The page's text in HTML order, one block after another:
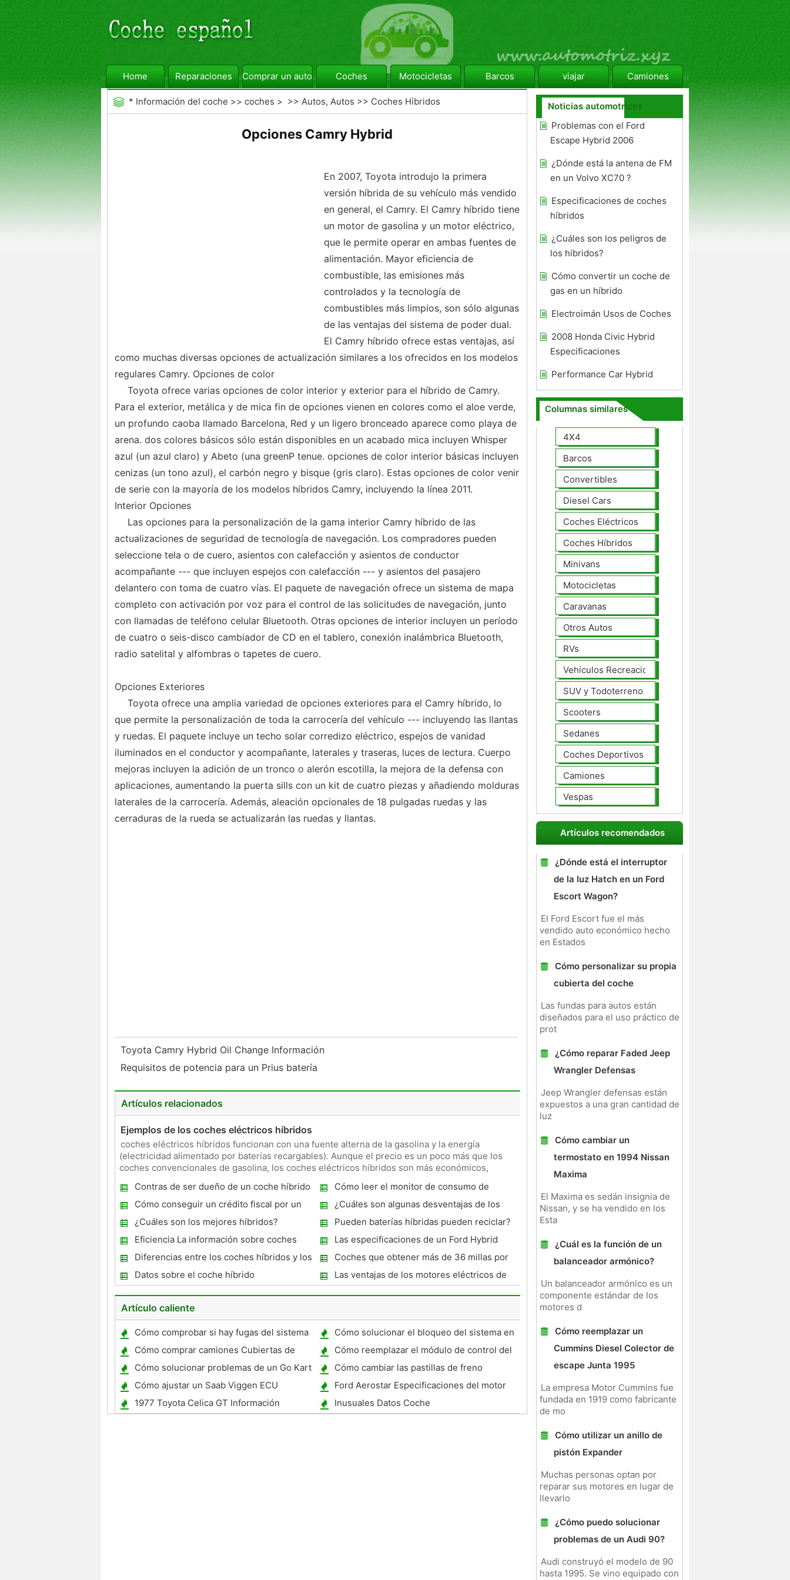
Home Reparaciones Comprar un automóvil Coches Motocicletas Barcos viajar Camiones
* Información del coche >> coches > >> Autos, Autos >> Coches Híbridos
Opciones Camry Hybrid
En 2007, Toyota introdujo la primera
versión híbrida de su vehículo más vendido
en general, el Camry. El Camry híbrido tiene
un motor de gasolina y un motor eléctrico,
que le permite operar en ambas fuentes de
alimentación. Mayor eficiencia de
combustible, las emisiones más
controlados y la tecnología de
combustibles más limpios, son sólo algunas
de las ventajas del sistema de poder dual.
El Camry híbrido ofrece estas ventajas, así
como muchas diversas opciones de actualización similares a los ofrecidos en los modelos
regulares Camry. Opciones de color
Toyota ofrece varias opciones de color interior y exterior para el híbrido de Camry.
Para el exterior, metálica y de mica fin de opciones vienen en colores como el aloe verde,
un profundo caoba llamado Barcelona, ​​Red y un ligero bronceado aparece como playa de
arena. dos colores básicos sólo están disponibles en un acabado mica incluyen Whisper
azul (un azul claro) y Abeto (una greenP tenue. opciones de color interior básicas incluyen
cenizas (un tono azul), el carbón negro y bisque (gris claro). Estas opciones de color venir
de serie con la mayoría de los modelos híbridos Camry, incluyendo la línea 2011.
Interior Opciones
Las opciones para la personalización de la gama interior Camry híbrido de las
actualizaciones de seguridad de tecnología de navegación. Los compradores pueden
seleccione tela o de cuero, asientos con calefacción y asientos de conductor
acompañante --- que incluyen espejos con calefacción --- y asientos del pasajero
delantero con toma de cuatro vías. El paquete de navegación ofrece un sistema de mapa
completo con activación por voz para el control de las solicitudes de navegación, junto
con llamadas de teléfono celular Bluetooth. Otras opciones de interior incluyen un período
de cuatro o seis-disco cambiador de CD en el tablero, conexión inalámbrica Bluetooth,
radio satelital y alfombras o tapetes de cuero.
Opciones Exteriores
Toyota ofrece una amplia variedad de opciones exteriores para el Camry híbrido, lo
que permite la personalización de toda la carrocería del vehículo --- incluyendo las llantas
y ruedas. El paquete incluye un techo solar corredizo eléctrico, espejos de vanidad
iluminados en el conductor y acompañante, laterales y traseras, luces de lectura. Cuerpo
mejoras incluyen la adición de un tronco o alerón escotilla, la mejora de la defensa con
aplicaciones, aumentando la puerta sills con un kit de cuatro piezas y añadiendo molduras
laterales de la carrocería. Además, aleación opcionales de 18 pulgadas ruedas y las
cerraduras de la rueda se actualizarán las ruedas y llantas.
Toyota Camry Hybrid Oil Change Información
Requisitos de potencia para un Prius batería
Artículos relacionados
Ejemplos de los coches eléctricos híbridos
coches eléctricos híbridos funcionan con una fuente alterna de la gasolina y la energía
(electricidad alimentado por baterías recargables). Aunque el precio es un poco más que los
coches convencionales de gasolina, los coches eléctricos híbridos son más económicos,
Contras de ser dueño de un coche híbrido
Cómo leer el monitor de consumo de
energía en un 2006 Toyota Prius
Cómo conseguir un crédito fiscal por un
coche híbrido
¿Cuáles son algunas desventajas de los
vehículos híbridos?
¿Cuáles son los mejores híbridos?
Pueden baterías híbridas pueden reciclar?
Eficiencia La información sobre coches
eléctricos
Las especificaciones de un Ford Hybrid
Diferencias entre los coches híbridos y los
coches regulares
Coches que obtener más de 36 millas por
galón
Datos sobre el coche híbrido
Las ventajas de los motores eléctricos de
más motores de gas
Artículo caliente
Cómo comprobar si hay fugas del sistema
de refrigeración en un Ford Focus
Cómo solucionar el bloqueo del sistema en
un Mercury Villager 1998
Cómo comprar camiones Cubiertas de
cama
Cómo reemplazar el módulo de control del
ABS en el 1995 S10
Cómo solucionar problemas de un Go Kart
encendido
Cómo cambiar las pastillas de freno
traseras en un Jetta 2002
Cómo ajustar un Saab Viggen ECU
Ford Aerostar Especificaciones del motor
1977 Toyota Celica GT Información
Inusuales Datos Coche
Noticias automotrices
Problemas con el Ford
Escape Hybrid 2006
¿Dónde está la antena de FM
en un Volvo XC70 ?
Especificaciones de coches
híbridos
¿Cuáles son los peligros de
los híbridos?
Cómo convertir un coche de
gas en un híbrido
Electroimán Usos de Coches
2008 Honda Civic Hybrid
Especificaciones
Performance Car Hybrid
Columnas similares
4X4
Barcos
Convertibles
Diesel Cars
Coches Eléctricos
Coches Híbridos
Minivans
Motocicletas
Caravanas
Otros Autos
RVs
Vehículos Recreacionales
SUV y Todoterreno
Scooters
Sedanes
Coches Deportivos
Camiones
Vespas
Artículos recomendados
¿Dónde está el interruptor
de la luz Hatch en un Ford
Escort Wagon?
El Ford Escort fue el más
vendido auto económico hecho
en Estados
Cómo personalizar su propia
cubierta del coche
Las fundas para autos están
diseñados para el uso práctico de
prot
¿Cómo reparar Faded Jeep
Wrangler Defensas
Jeep Wrangler defensas están
expuestos a una gran cantidad de
luz
Cómo cambiar un
termostato en 1994 Nissan
Maxima
El Maxima es sedán insignia de
Nissan, y se ha vendido en los
Esta
¿Cuál es la función de un
balanceador armónico?
Un balanceador armónico es un
componente estándar de los
motores d
Cómo reemplazar un
Cummins Diesel Colector de
escape Junta 1995
La empresa Motor Cummins fue
fundada en 1919 como fabricante
de mo
Cómo utilizar un anillo de
pistón Expander
Muchas personas optan por
reparar sus motores en lugar de
llevarlo
¿Cómo puedo solucionar
problemas de un Audi 90?
Audi construyó el modelo de 90
hasta 1995. Se vino equipado con